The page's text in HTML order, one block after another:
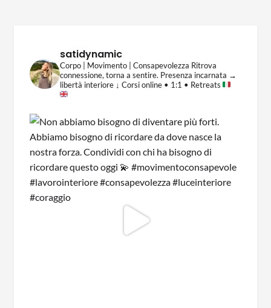
satidynamic
Corpo | Movimento | Consapevolezza Ritrova
connessione, torna a sentire. Presenza incarnata →
libertà interiore↓ Corsi online • 1:1 • Retreats